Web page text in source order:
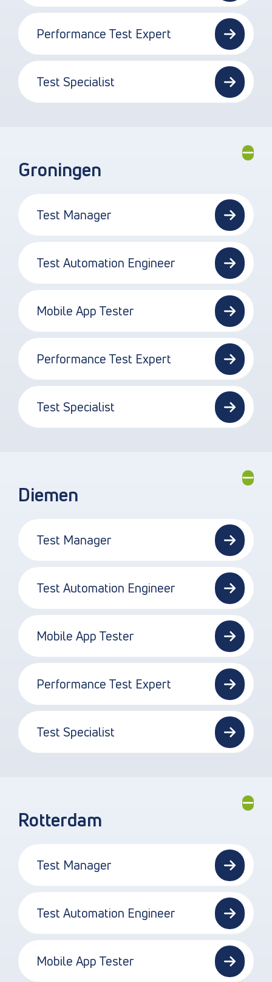
Performance Test Expert
Test Specialist
Groningen
Test Manager
Test Automation Engineer
Mobile App Tester
Performance Test Expert
Test Specialist
Diemen
Test Manager
Test Automation Engineer
Mobile App Tester
Performance Test Expert
Test Specialist
Rotterdam
Test Manager
Test Automation Engineer
Mobile App Tester